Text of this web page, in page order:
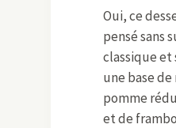
Oui, ce
pensé sans
classique et
une base
pomme
et de